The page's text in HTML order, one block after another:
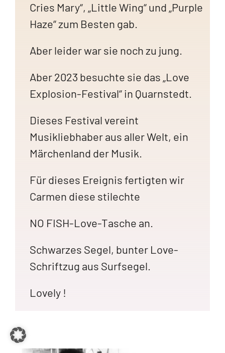
Cries Mary“, „Little Wing“ und „Purple
Haze“ zum Besten gab.
Aber leider war sie noch zu jung.
Aber 2023 besuchte sie das „Love
Explosion-Festival“ in Quarnstedt.
Dieses Festival vereint
Musikliebhaber aus aller Welt, ein
Märchenland der Musik.
Für dieses Ereignis fertigten wir
Carmen diese stilechte
NO FISH-Love-Tasche an.
Schwarzes Segel, bunter Love-
Schriftzug aus Surfsegel.
Lovely !